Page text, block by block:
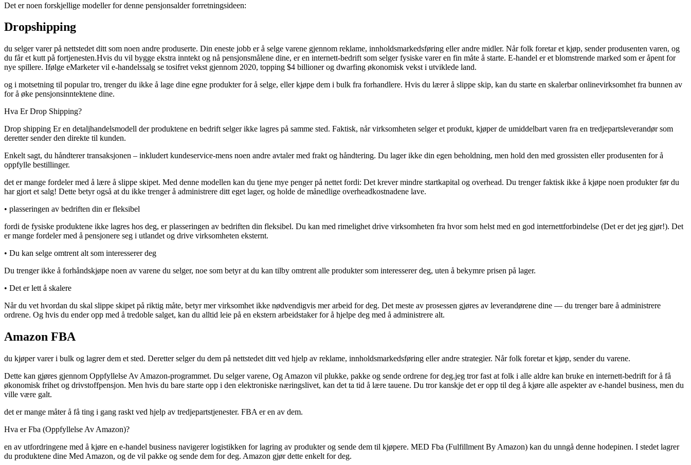
Det er noen forskjellige modeller for denne pensjonsalder forretningsideen:
Dropshipping
du selger varer på nettstedet ditt som noen andre produserte. Din eneste jobb er å selge varene gjennom reklame, innholdsmarkedsføring eller andre midler. Når folk foretar et kjøp, sender produsenten varen, og
du får et kutt på fortjenesten.Hvis du vil bygge ekstra inntekt og nå pensjonsmålene dine, er en internett-bedrift som selger fysiske varer en fin måte å starte. E-handel er et blomstrende marked som er åpent for
nye spillere. Ifølge eMarketer vil e-handelssalg se tosifret vekst gjennom 2020, topping $4 billioner og dwarfing økonomisk vekst i utviklede land.
og i motsetning til popular tro, trenger du ikke å lage dine egne produkter for å selge, eller kjøpe dem i bulk fra forhandlere. Hvis du lærer å slippe skip, kan du starte en skalerbar onlinevirksomhet fra bunnen av
for å øke pensjonsinntektene dine.
Hva Er Drop Shipping?
Drop shipping Er en detaljhandelsmodell der produktene en bedrift selger ikke lagres på samme sted. Faktisk, når virksomheten selger et produkt, kjøper de umiddelbart varen fra en tredjepartsleverandør som
deretter sender den direkte til kunden.
Enkelt sagt, du håndterer transaksjonen – inkludert kundeservice-mens noen andre avtaler med frakt og håndtering. Du lager ikke din egen beholdning, men hold den med grossisten eller produsenten for å
oppfylle bestillinger.
det er mange fordeler med å lære å slippe skipet. Med denne modellen kan du tjene mye penger på nettet fordi: Det krever mindre startkapital og overhead. Du trenger faktisk ikke å kjøpe noen produkter før du
har gjort et salg! Dette betyr også at du ikke trenger å administrere ditt eget lager, og holde de månedlige overheadkostnadene lave.
• plasseringen av bedriften din er fleksibel
fordi de fysiske produktene ikke lagres hos deg, er plasseringen av bedriften din fleksibel. Du kan med rimelighet drive virksomheten fra hvor som helst med en god internettforbindelse (Det er det jeg gjør!). Det
er mange fordeler med å pensjonere seg i utlandet og drive virksomheten eksternt.
• Du kan selge omtrent alt som interesserer deg
Du trenger ikke å forhåndskjøpe noen av varene du selger, noe som betyr at du kan tilby omtrent alle produkter som interesserer deg, uten å bekymre prisen på lager.
• Det er lett å skalere
Når du vet hvordan du skal slippe skipet på riktig måte, betyr mer virksomhet ikke nødvendigvis mer arbeid for deg. Det meste av prosessen gjøres av leverandørene dine — du trenger bare å administrere
ordrene. Og hvis du ender opp med å tredoble salget, kan du alltid leie på en ekstern arbeidstaker for å hjelpe deg med å administrere alt.
Amazon FBA
du kjøper varer i bulk og lagrer dem et sted. Deretter selger du dem på nettstedet ditt ved hjelp av reklame, innholdsmarkedsføring eller andre strategier. Når folk foretar et kjøp, sender du varene.
Dette kan gjøres gjennom Oppfyllelse Av Amazon-programmet. Du selger varene, Og Amazon vil plukke, pakke og sende ordrene for deg.jeg tror fast at folk i alle aldre kan bruke en internett-bedrift for å få
økonomisk frihet og drivstoffpensjon. Men hvis du bare starte opp i den elektroniske næringslivet, kan det ta tid å lære tauene. Du tror kanskje det er opp til deg å kjøre alle aspekter av e-handel business, men du
ville være galt.
det er mange måter å få ting i gang raskt ved hjelp av tredjepartstjenester. FBA er en av dem.
Hva er Fba (Oppfyllelse Av Amazon)?
en av utfordringene med å kjøre en e-handel business navigerer logistikken for lagring av produkter og sende dem til kjøpere. MED Fba (Fulfillment By Amazon) kan du unngå denne hodepinen. I stedet lagrer
du produktene dine Med Amazon, og de vil pakke og sende dem for deg. Amazon gjør dette enkelt for deg.